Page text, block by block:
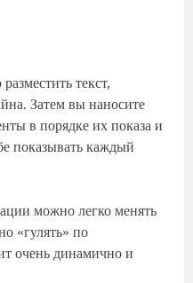
текст,
Затем вы наносите
в порядке их показа и
показывать каждый
можно легко менять
«гулять» по
очень динамично и